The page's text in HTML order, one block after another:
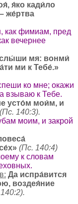
я́ко кади́ло
же́ртва
как фимиам, пред
вечернее
мя: вонми́
ми к Тебе́.»
ко мне; окажи
взываю к Тебе.
усто́м мои́м, и
(Пс. 140:3).
моим, и закрой
(Пс. 140:4)
к словам
Да испра́вится
воздея́ние